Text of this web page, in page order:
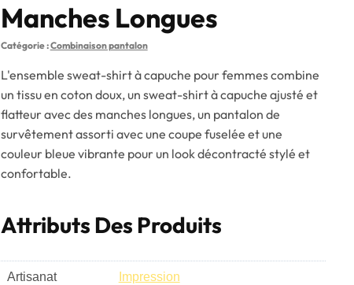
Manches Longues
Catégorie :Combinaison pantalon
L'ensemble sweat-shirt à capuche pour femmes combine
un tissu en coton doux, un sweat-shirt à capuche ajusté et
flatteur avec des manches longues, un pantalon de
survêtement assorti avec une coupe fuselée et une
couleur bleue vibrante pour un look décontracté stylé et
confortable.
Attributs Des Produits
Artisanat Impression